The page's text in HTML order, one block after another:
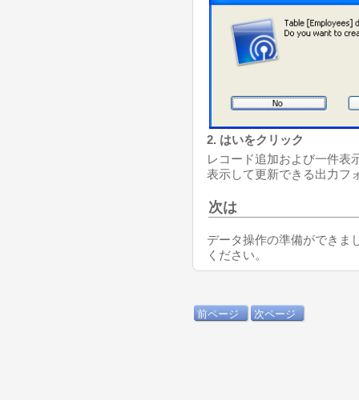
2. はいをクリック
レコード追加および一件表
表示して更新できる出力フ
次は
データ操作の準備ができま
ください。
前ページ 次ページ